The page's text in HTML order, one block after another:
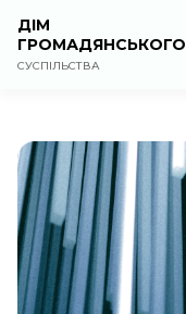
ДІМ
ГРОМАДЯНСЬКОГО
СУСПІЛЬСТВА